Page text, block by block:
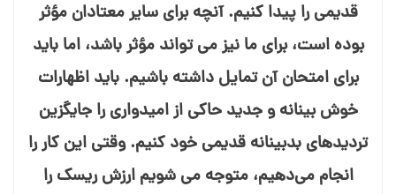
قدیمی را پیدا کنیم. آنچه برای سایر معتادان مؤثر
بوده است، برای ما نیز می⁯ تواند مؤثر باشد، اما باید
برای امتحان آن تمایل داشته باشیم. باید اظهارات
خوش⁯ بینانه و جدید حاکی از امیدواری را جایگزین
تردیدهای بدبینانه قدیمی خود کنیم. وقتی این کار را
انجام می‌دهیم، متوجه می⁯ شویم ارزش ریسک را